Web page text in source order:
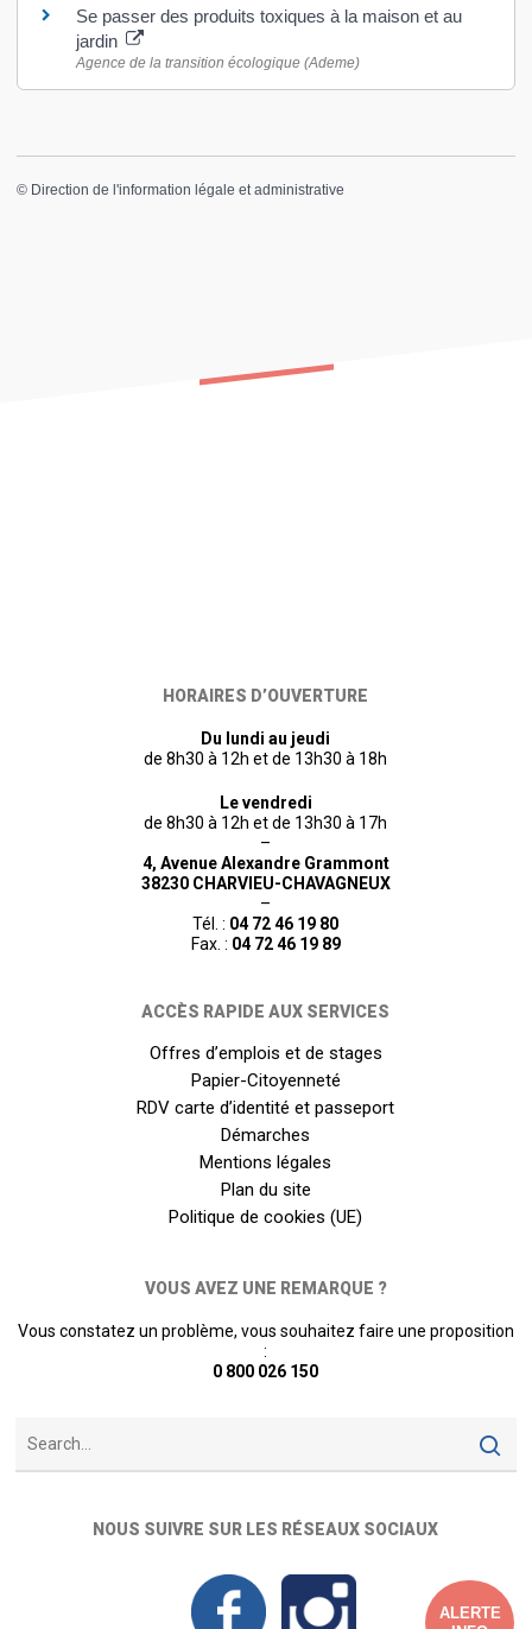
Se passer des produits toxiques à la maison et au
jardin
Agence de la transition écologique (Ademe)
© Direction de l'information légale et administrative
HORAIRES D’OUVERTURE
Du lundi au jeudi
de 8h30 à 12h et de 13h30 à 18h
Le vendredi
de 8h30 à 12h et de 13h30 à 17h
–
4, Avenue Alexandre Grammont
38230 CHARVIEU-CHAVAGNEUX
–
Tél. : 04 72 46 19 80
Fax. : 04 72 46 19 89
ACCÈS RAPIDE AUX SERVICES
Offres d’emplois et de stages
Papier-Citoyenneté
RDV carte d’identité et passeport
Démarches
Mentions légales
Plan du site
Politique de cookies (UE)
VOUS AVEZ UNE REMARQUE ?
Vous constatez un problème, vous souhaitez faire une proposition
:
0 800 026 150
NOUS SUIVRE SUR LES RÉSEAUX SOCIAUX
ALERTE